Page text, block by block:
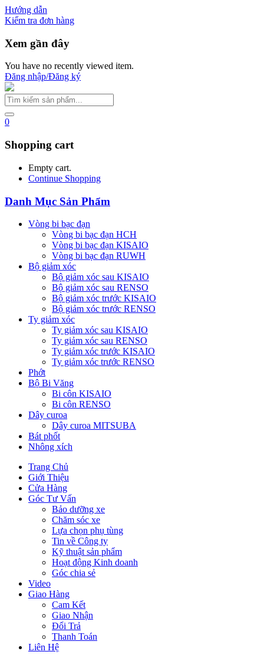
Hướng dẫn
Kiểm tra đơn hàng
Xem gần đây
You have no recently viewed item.
Đăng nhập/Đăng ký
0
Shopping cart
Empty cart.
Continue Shopping
Danh Mục Sản Phẩm
Vòng bi bạc đạn
Vòng bi bạc đạn HCH
Vòng bi bạc đạn KISAIO
Vòng bi bạc đạn RUWH
Bộ giảm xóc
Bộ giảm xóc sau KISAIO
Bộ giảm xóc sau RENSO
Bộ giảm xóc trước KISAIO
Bộ giảm xóc trước RENSO
Ty giảm xóc
Ty giảm xóc sau KISAIO
Ty giảm xóc sau RENSO
Ty giảm xóc trước KISAIO
Ty giảm xóc trước RENSO
Phớt
Bộ Bi Văng
Bi côn KISAIO
Bi côn RENSO
Dây curoa
Dây curoa MITSUBA
Bát phốt
Nhông xích
Trang Chủ
Giới Thiệu
Cửa Hàng
Góc Tư Vấn
Bảo dưỡng xe
Chăm sóc xe
Lựa chọn phụ tùng
Tin về Công ty
Kỹ thuật sản phẩm
Hoạt động Kinh doanh
Góc chia sẻ
Video
Giao Hàng
Cam Kết
Giao Nhận
Đổi Trả
Thanh Toán
Liên Hệ